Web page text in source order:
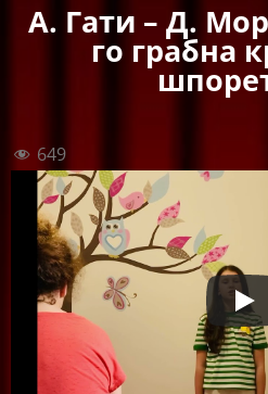
А. Гати – Д.
го грабна
649